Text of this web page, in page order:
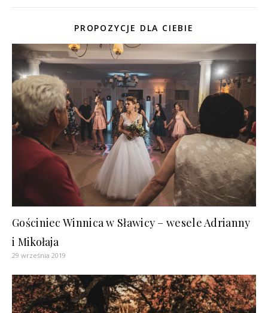
PROPOZYCJE DLA CIEBIE
Gościniec Winnica w Sławicy – wesele Adrianny
i Mikołaja
29 września 2019